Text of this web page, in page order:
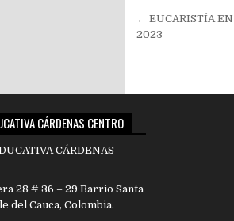
de
← EUCARISTÍA EN
2023
CÁRDENAS CENTRO
CÁRDENAS
28 # 36 – 29 Barrio Santa
del Cauca, Colombia.